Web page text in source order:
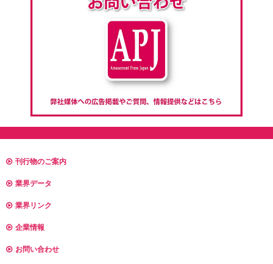
刊行物のご案内
業界データ
業界リンク
企業情報
お問い合わせ